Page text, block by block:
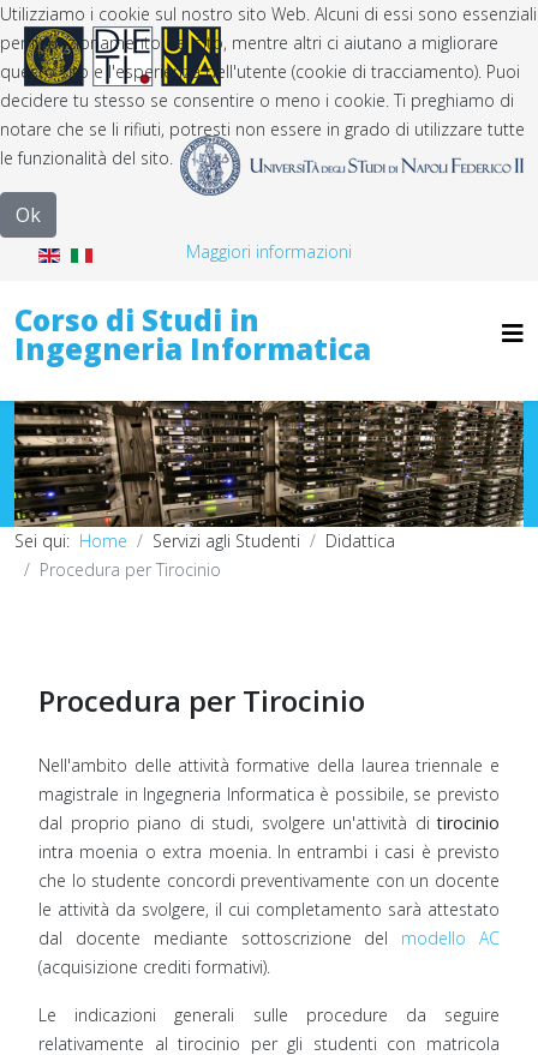
Corso di Studi in
Ingegneria Informatica
Sei qui: Home Servizi agli Studenti
Didattica
Procedura per Tirocinio
Procedura per Tirocinio
Nell'ambito delle attività formative della laurea triennale e
magistrale in Ingegneria Informatica è possibile, se previsto
dal proprio piano di studi, svolgere un'attività ditirocinio
intra moenia o extra moenia. In entrambi i casi è previsto
che lo studente concordi preventivamente con un docente
le attività da svolgere, il cui completamento sarà attestato
dal docente mediante sottoscrizione del modello AC
(acquisizione crediti formativi).
Le indicazioni generali sulle procedure da seguire
relativamente al tirocinio per gli studenti con matricola
Utilizziamo i cookie sul nostro sito Web. Alcuni di essi sono essenziali
per il funzionamento del sito, mentre altri ci aiutano a migliorare
questo sito e l'esperienza dell'utente (cookie di tracciamento). Puoi
decidere tu stesso se consentire o meno i cookie. Ti preghiamo di
notare che se li rifiuti, potresti non essere in grado di utilizzare tutte
le funzionalità del sito.
Ok
Maggiori informazioni